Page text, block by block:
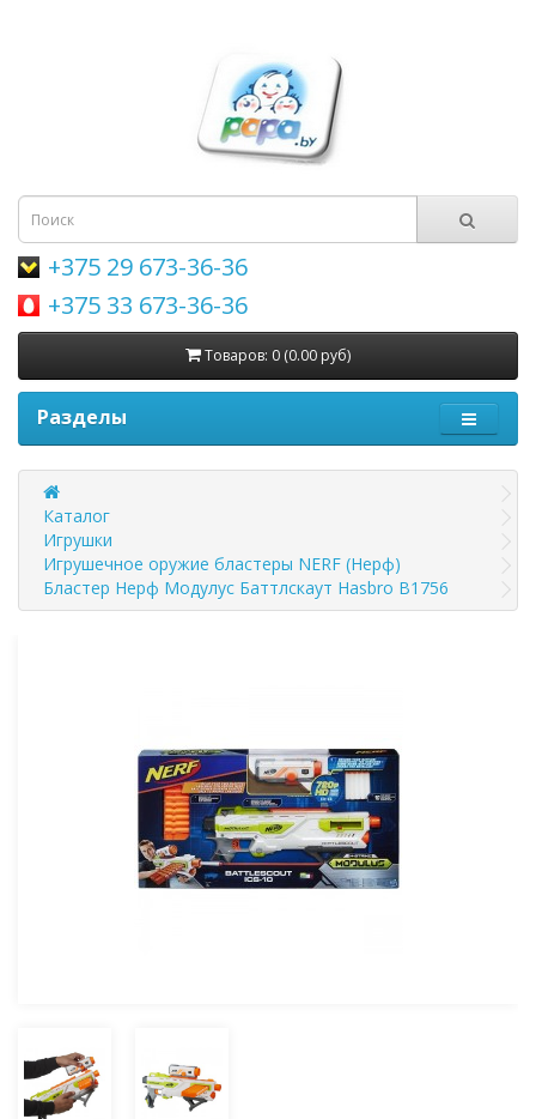
+375 29 673-36-36
+375 33 673-36-36
Товаров: 0 (0.00 руб)
Разделы
Каталог
Игрушки
Игрушечное оружие бластеры NERF (Нерф)
Бластер Нерф Модулус Баттлскаут Hasbro B1756